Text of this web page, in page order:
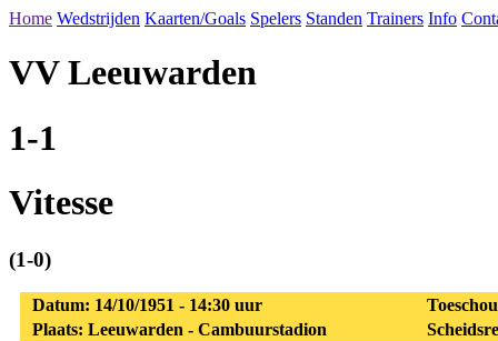
Home Wedstrijden Kaarten/Goals Spelers Standen Trainers Info
VV Leeuwarden
1-1
Vitesse
(1-0)
Datum: 14/10/1951 - 14:30 uur
Plaats: Leeuwarden - Cambuurstadion